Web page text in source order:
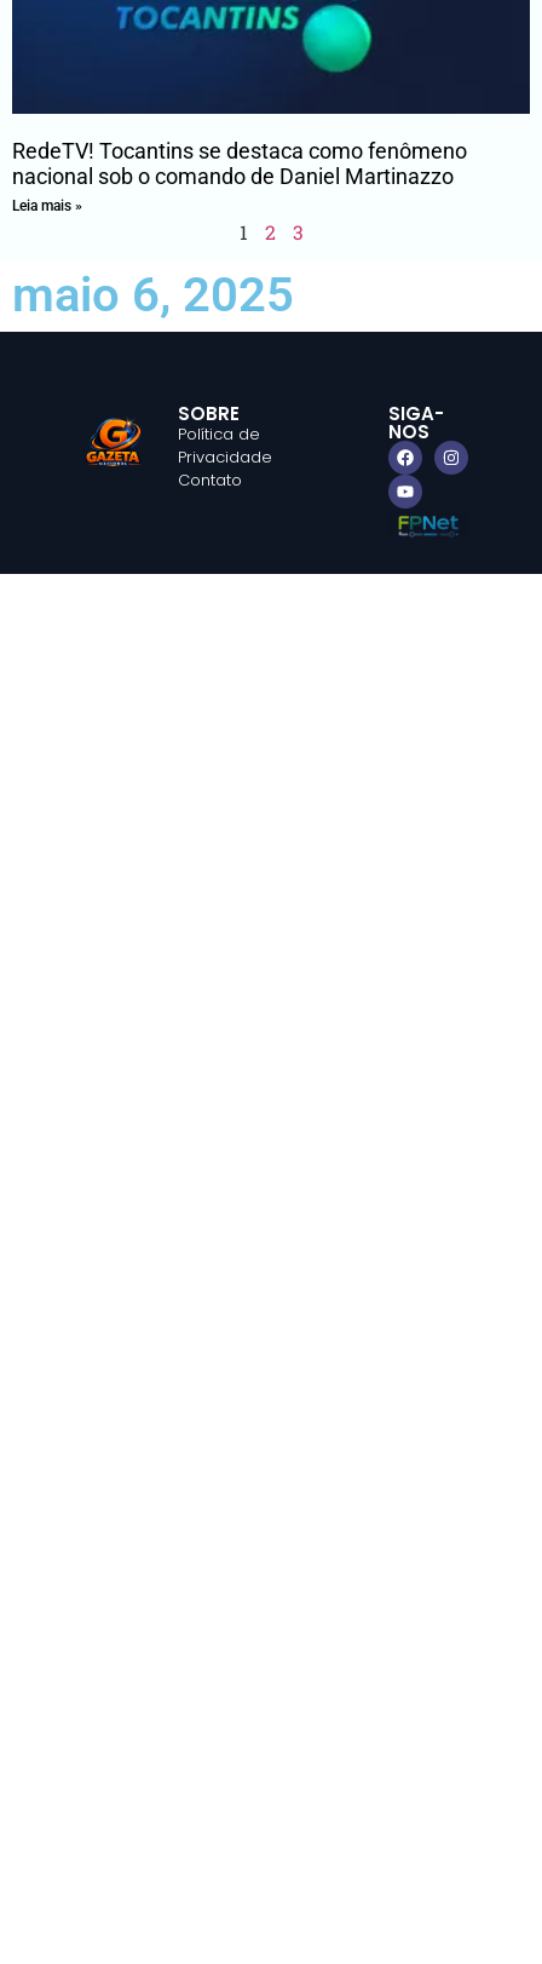
RedeTV! Tocantins se destaca como fenômeno
nacional sob o comando de Daniel Martinazzo
Leia mais »
1 2 3
maio 6, 2025
SOBRE
Política de
Privacidade
Contato
SIGA-
NOS